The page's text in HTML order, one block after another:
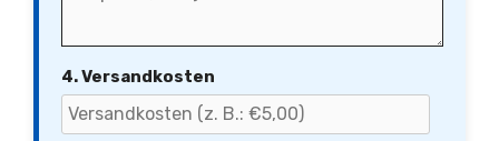
4. Versandkosten